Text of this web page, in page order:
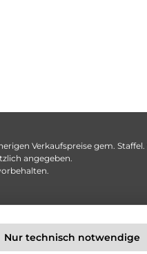
Verkaufspreise gem.
angegeben.
Nur technisch notwendige